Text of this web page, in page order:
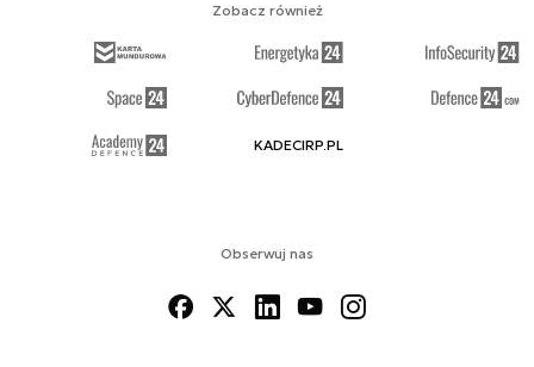
Obserwuj nas
Zobacz również
KADECIRP.PL